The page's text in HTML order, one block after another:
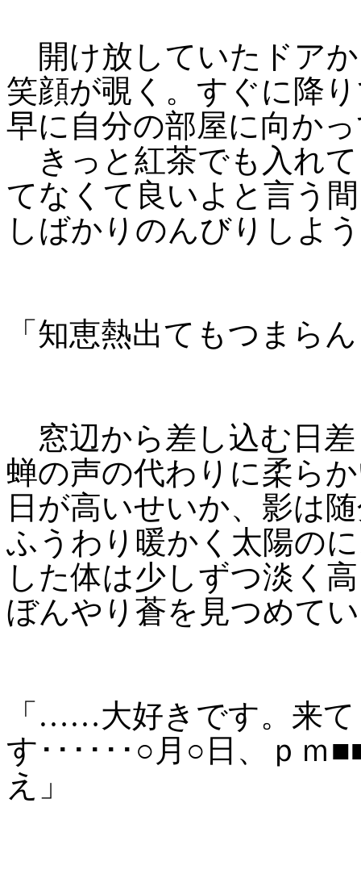
開け放していたドア
笑顔が覗く。すぐに降
早に自分の部屋に向か
きっと紅茶でも入れ
てなくて良いよと言う
しばかりのんびりしよ
「知恵熱出てもつまら
窓辺から差し込む日
蝉の声の代わりに柔ら
日が高いせいか、影は
ふうわり暖かく太陽の
した体は少しずつ淡く
ぼんやり蒼を見つめて
「……大好きです。来
す･･････○月○日、ｐ
え」